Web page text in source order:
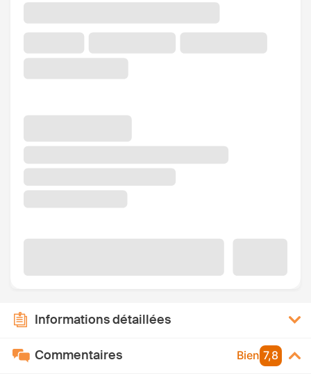
Informations détaillées
Commentaires Bien 7,8